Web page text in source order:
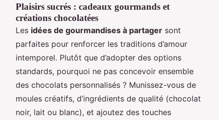
Plaisirs sucrés : cadeaux gourmands et
créations chocolatées
Les idées de gourmandises à partager sont
parfaites pour renforcer les traditions d’amour
intemporel. Plutôt que d’adopter des options
standards, pourquoi ne pas concevoir ensemble
des chocolats personnalisés ? Munissez-vous de
moules créatifs, d’ingrédients de qualité (chocolat
noir, lait ou blanc), et ajoutez des touches